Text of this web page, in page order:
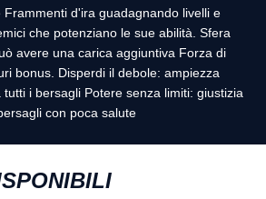
Frammenti d'ira guadagnando livelli e
che potenziano le sue abilità. Sfera
avere una carica aggiuntiva Forza di
bonus. Disperdi il debole: ampiezza
i bersagli Potere senza limiti: giustizia
con poca salute